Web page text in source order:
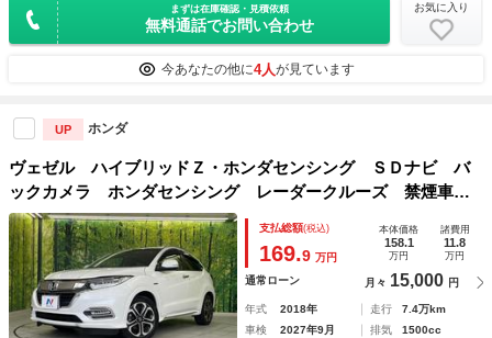
まずは在庫確認・見積依頼
無料通話でお問い合わせ
お気に入り
今あなたの他に4人が見ています
UP ホンダ
ヴェゼル ハイブリッドＺ・ホンダセンシング ＳＤナビ バ
ックカメラ ホンダセンシング レーダークルーズ 禁煙車
ＥＴＣ ハーフレザーシート シートヒーター スマートキ
ー ＬＥＤヘッド＆フォグ オートライト 純正１７インチア
ルミ
支払総額(税込)
169.9 万円
本体価格
158.1
万円
諸費用
11.8
万円
通常ローン 月々 15,000 円
年式 2018年 走行
7.4万km
車検
2027年9月 排気
1500cc